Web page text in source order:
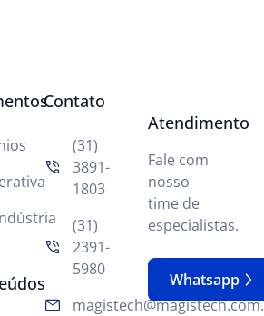
Contato
(31)
3891-
1803
(31)
2391-
5980
Atendimento
Fale com
nosso
time de
especialistas.
Whatsapp